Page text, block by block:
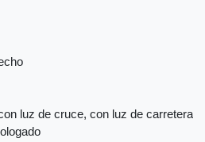
luz de cruce, con luz de carretera